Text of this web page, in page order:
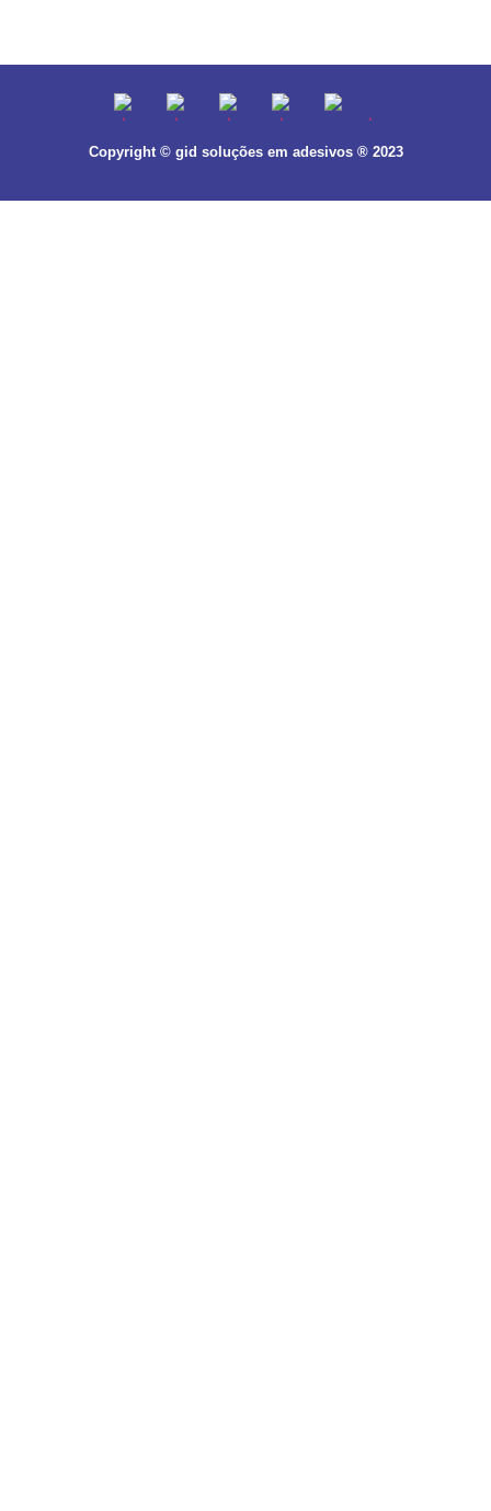
Copyright © gid soluções em adesivos ® 2023